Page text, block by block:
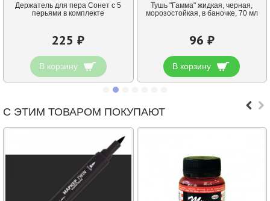
Держатель для пера Сонет с 5
перьями в комплекте
225 ₽
В корзину
Тушь "Гамма" жидкая, черная,
морозостойкая, в баночке, 70 мл
96 ₽
В корзину
С ЭТИМ ТОВАРОМ ПОКУПАЮТ